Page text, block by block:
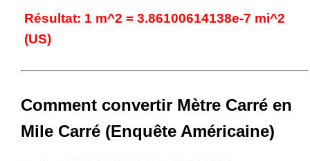
Résultat: 1 m^2 = 3.86100614138e-7 mi^2
(US)
Comment convertir Mètre Carré en
Mile Carré (Enquête Américaine)